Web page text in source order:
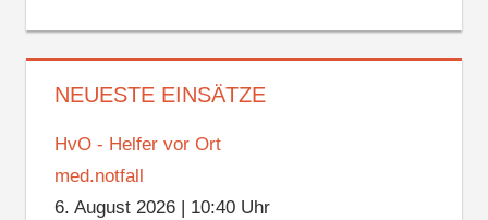
NEUESTE EINSÄTZE
HvO - Helfer vor Ort
med.notfall
6. August 2026| 10:40 Uhr